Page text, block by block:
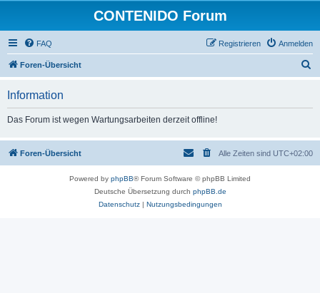
CONTENIDO Forum
FAQ Anmelden
Registrieren
Foren-Übersicht
Information
Das Forum ist wegen Wartungsarbeiten derzeit offline!
Foren-Übersicht Alle Zeiten sind UTC+02:00
Powered by phpBB® Forum Software © phpBB Limited
Deutsche Übersetzung durch phpBB.de
Datenschutz| Nutzungsbedingungen